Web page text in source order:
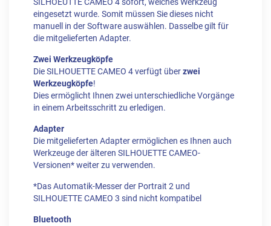
SILHOEUTTE CAMEO 4 sofort, welches Werkzeug
eingesetzt wurde. Somit müssen Sie dieses nicht
manuell in der Software auswählen. Dasselbe gilt für
die mitgelieferten Adapter.
Zwei Werkzeugköpfe
Die SILHOUETTE CAMEO 4 verfügt überzwei
Werkzeugköpfe!
Dies ermöglicht Ihnen zwei unterschiedliche Vorgänge
in einem Arbeitsschritt zu erledigen.
Adapter
Die mitgelieferten Adapter ermöglichen es Ihnen auch
Werkzeuge der älteren SILHOUETTE CAMEO-
Versionen* weiter zu verwenden.
*Das Automatik-Messer der Portrait 2 und
SILHOUETTE CAMEO 3 sind nicht kompatibel
Bluetooth